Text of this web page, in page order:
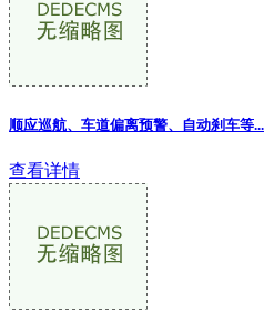
顺应巡航、车道偏离预警、自动刹车等...
查看详情